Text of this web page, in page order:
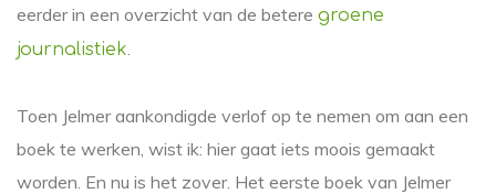
eerder in een overzicht van de betere groene
journalistiek.
Toen Jelmer aankondigde verlof op te nemen om aan een
boek te werken, wist ik: hier gaat iets moois gemaakt
worden. En nu is het zover. Het eerste boek van Jelmer